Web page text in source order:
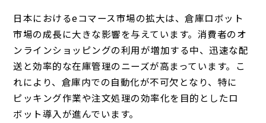
日本におけるeコマース市場の拡大は、倉庫ロボット
市場の成長に大きな影響を与えています。消費者のオ
ンラインショッピングの利用が増加する中、迅速な配
送と効率的な在庫管理のニーズが高まっています。こ
れにより、倉庫内での自動化が不可欠となり、特に
ピッキング作業や注文処理の効率化を目的としたロ
ボット導入が進んでいます。